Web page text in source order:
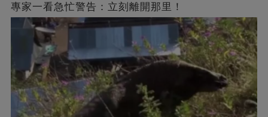
專家一看急忙警告：立刻離開那里！